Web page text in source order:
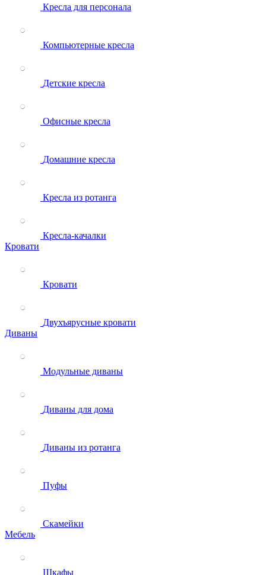
Кресла для персонала
Компьютерные кресла
Детские кресла
Офисные кресла
Домашние кресла
Кресла из ротанга
Кресла-качалки
Кровати
Кровати
Двухъярусные кровати
Диваны
Модульные диваны
Диваны для дома
Диваны из ротанга
Пуфы
Скамейки
Мебель
Шкафы